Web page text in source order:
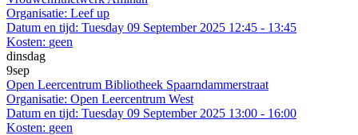
Organisatie: Leef up
Datum en tijd: Tuesday 09 September 2025 12:45 - 13:45
Kosten: geen
dinsdag
9sep
Open Leercentrum Bibliotheek Spaarndammerstraat
Organisatie: Open Leercentrum West
Datum en tijd: Tuesday 09 September 2025 13:00 - 16:00
Kosten: geen